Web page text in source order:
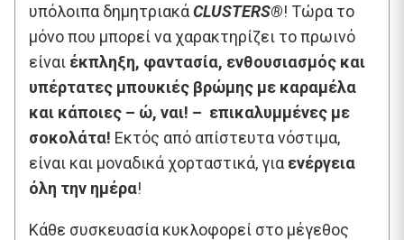
υπόλοιπα δημητριακάCLUSTERS®! Τώρα το
μόνο που μπορεί να χαρακτηρίζει το πρωινό
είναι έκπληξη, φαντασία, ενθουσιασμός και
υπέρτατες μπουκιές βρώμης με καραμέλα
και κάποιες – ώ, ναι! – επικαλυμμένες με
σοκολάτα! Εκτός από απίστευτα νόστιμα,
είναι και μοναδικά χορταστικά, για ενέργεια
όλη την ημέρα!
Κάθε συσκευασία κυκλοφορεί στο μέγεθος